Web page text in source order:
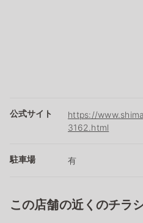
公式サイト
https://
3162.html
駐車場 有
この店舗の近くのチラ